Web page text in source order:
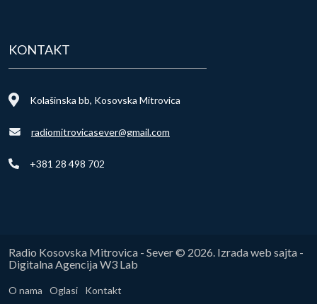
KONTAKT
Kolašinska bb, Kosovska Mitrovica
radiomitrovicasever@gmail.com
+381 28 498 702
Radio Kosovska Mitrovica - Sever © 2026. Izrada web sajta -
Digitalna Agencija W3 Lab
O nama Oglasi Kontakt